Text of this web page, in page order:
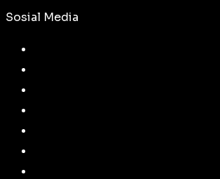
Sosial Media